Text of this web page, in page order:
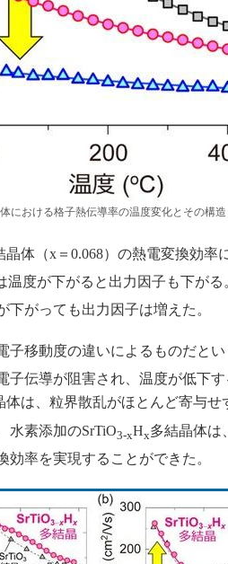
における格子熱伝導率の温度変化とその構
晶体（x＝0.068）の熱電変換効
温度が下がると出力因子も下が
下がっても出力因子は増えた。
移動度の違いによるものだとい
子伝導が阻害され、温度が低下
体は、粒界散乱がほとんど寄与
水素添加のSrTiO3-xHx多結晶体は
効率を実現することができた。